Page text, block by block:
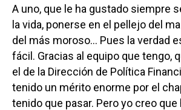
A uno, que le ha gustado siempre
la vida, ponerse en el pellejo del
del más moroso… Pues la verdad
fácil. Gracias al equipo que tengo,
el de la Dirección de Política
tenido un mérito enorme por el
tenido que pasar. Pero yo creo que